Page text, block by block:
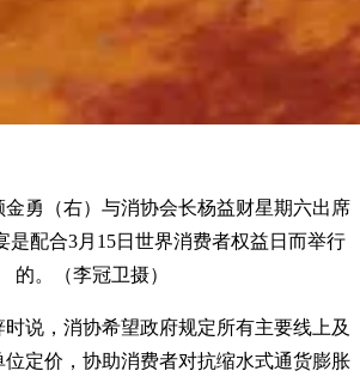
勇（右）与消协会长杨益财星期六出席
是配合3月15日世界消费者权益日而举行
的。（李冠卫摄）
说，消协希望政府规定所有主要线上及
定价，协助消费者对抗缩水式通货膨胀